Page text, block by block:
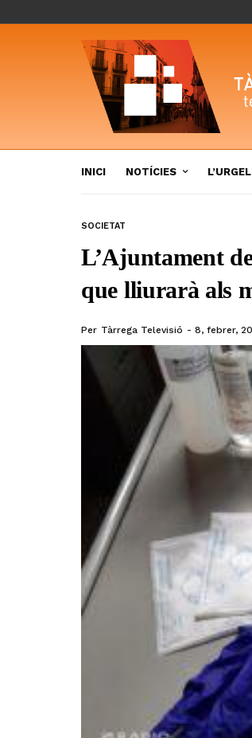
INICI NOTÍCIES
SOCIETAT
L’Ajuntament
que lliurarà als
Per Tàrrega Televisió 8, febrer,